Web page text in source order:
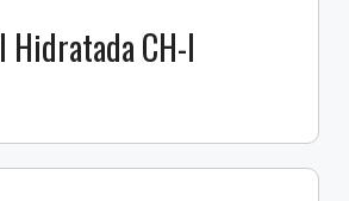
Hidratada CH-I